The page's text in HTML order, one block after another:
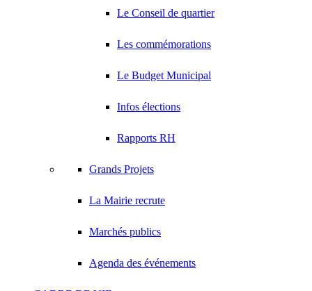
Le Conseil de quartier
Les commémorations
Le Budget Municipal
Infos élections
Rapports RH
Grands Projets
La Mairie recrute
Marchés publics
Agenda des événements